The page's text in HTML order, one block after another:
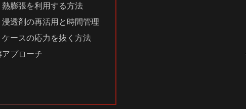
膨張を利用する方法
透剤の再活用と時間管理
ースの応力を抜く方法
プローチ